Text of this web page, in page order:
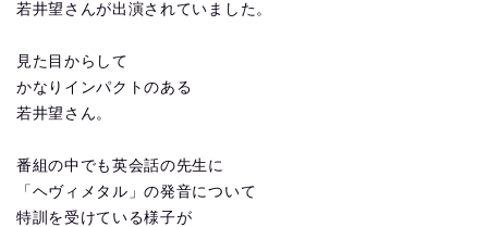
若井望さんが出演されていました。
見た目からして
かなりインパクトのある
若井望さん。
番組の中でも英会話の先生に
「ヘヴィメタル」の発音について
特訓を受けている様子が